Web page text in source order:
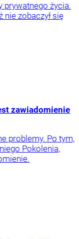
prywatnego życia.
nie zobaczył się
zawiadomienie
problemy. Po tym,
Pokolenia,